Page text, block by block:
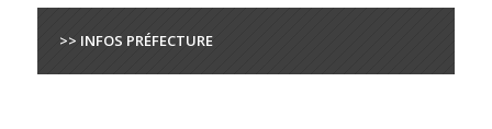
>> INFOS PRÉFECTURE